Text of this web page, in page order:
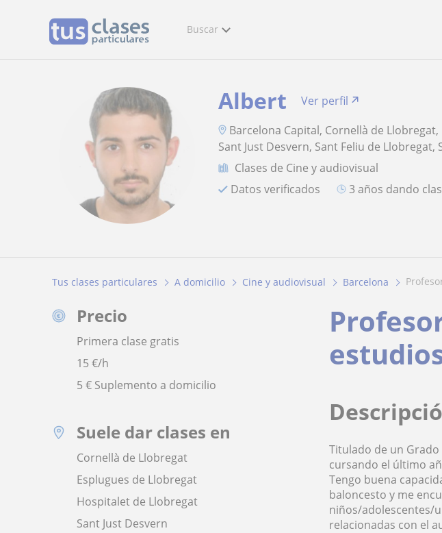
Buscar
Albert
Ver perfil
Barcelona Capital, Cornellà de
Sant Just Desvern, Sant Feliu de Llobregat,
Clases de Cine y audiovisual
Datos verificados
3 años dando
Tus clases particulares A domicilio Cine y audiovisual Barcelona
Precio
Primera clase gratis
15€/h
5 € Suplemento a domicilio
Suele dar clases en
Cornellà de Llobregat
Esplugues de Llobregat
Hospitalet de Llobregat
Sant Just Desvern
Titulado de un
cursando el último
Tengo buena
baloncesto y me
niños/adolescentes/
relacionadas con el